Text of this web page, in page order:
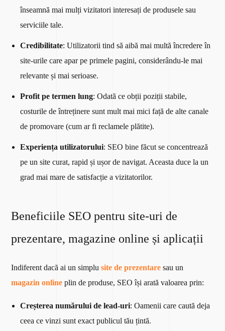
înseamnă mai mulți vizitatori interesați de produsele sau
serviciile tale.
Credibilitate: Utilizatorii tind să aibă mai multă încredere în
site-urile care apar pe primele pagini, considerându-le mai
relevante și mai serioase.
Profit pe termen lung: Odată ce obții poziții stabile,
costurile de întreținere sunt mult mai mici față de alte canale
de promovare (cum ar fi reclamele plătite).
Experiența utilizatorului: SEO bine făcut se concentrează
pe un site curat, rapid și ușor de navigat. Aceasta duce la un
grad mai mare de satisfacție a vizitatorilor.
Beneficiile SEO pentru site-uri de
prezentare, magazine online și aplicații
Indiferent dacă ai un simplusite de prezentare sau un
magazin online plin de produse, SEO își arată valoarea prin:
Creșterea numărului de lead-uri: Oamenii care caută deja
ceea ce vinzi sunt exact publicul tău țintă.